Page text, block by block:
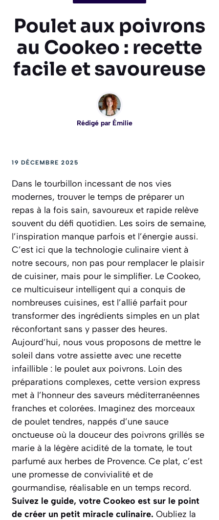
Poulet aux poivrons
au Cookeo : recette
facile et savoureuse
Rédigé par Émilie
19 DÉCEMBRE 2025
Dans le tourbillon incessant de nos vies
modernes, trouver le temps de préparer un
repas à la fois sain, savoureux et rapide relève
souvent du défi quotidien. Les soirs de semaine,
l’inspiration manque parfois et l’énergie aussi.
C’est ici que la technologie culinaire vient à
notre secours, non pas pour remplacer le plaisir
de cuisiner, mais pour le simplifier. Le Cookeo,
ce multicuiseur intelligent qui a conquis de
nombreuses cuisines, est l’allié parfait pour
transformer des ingrédients simples en un plat
réconfortant sans y passer des heures.
Aujourd’hui, nous vous proposons de mettre le
soleil dans votre assiette avec une recette
infaillible : le poulet aux poivrons. Loin des
préparations complexes, cette version express
met à l’honneur des saveurs méditerranéennes
franches et colorées. Imaginez des morceaux
de poulet tendres, nappés d’une sauce
onctueuse où la douceur des poivrons grillés se
marie à la légère acidité de la tomate, le tout
parfumé aux herbes de Provence. Ce plat, c’est
une promesse de convivialité et de
gourmandise, réalisable en un temps record.
Suivez le guide, votre Cookeo est sur le point
de créer un petit miracle culinaire. Oubliez la